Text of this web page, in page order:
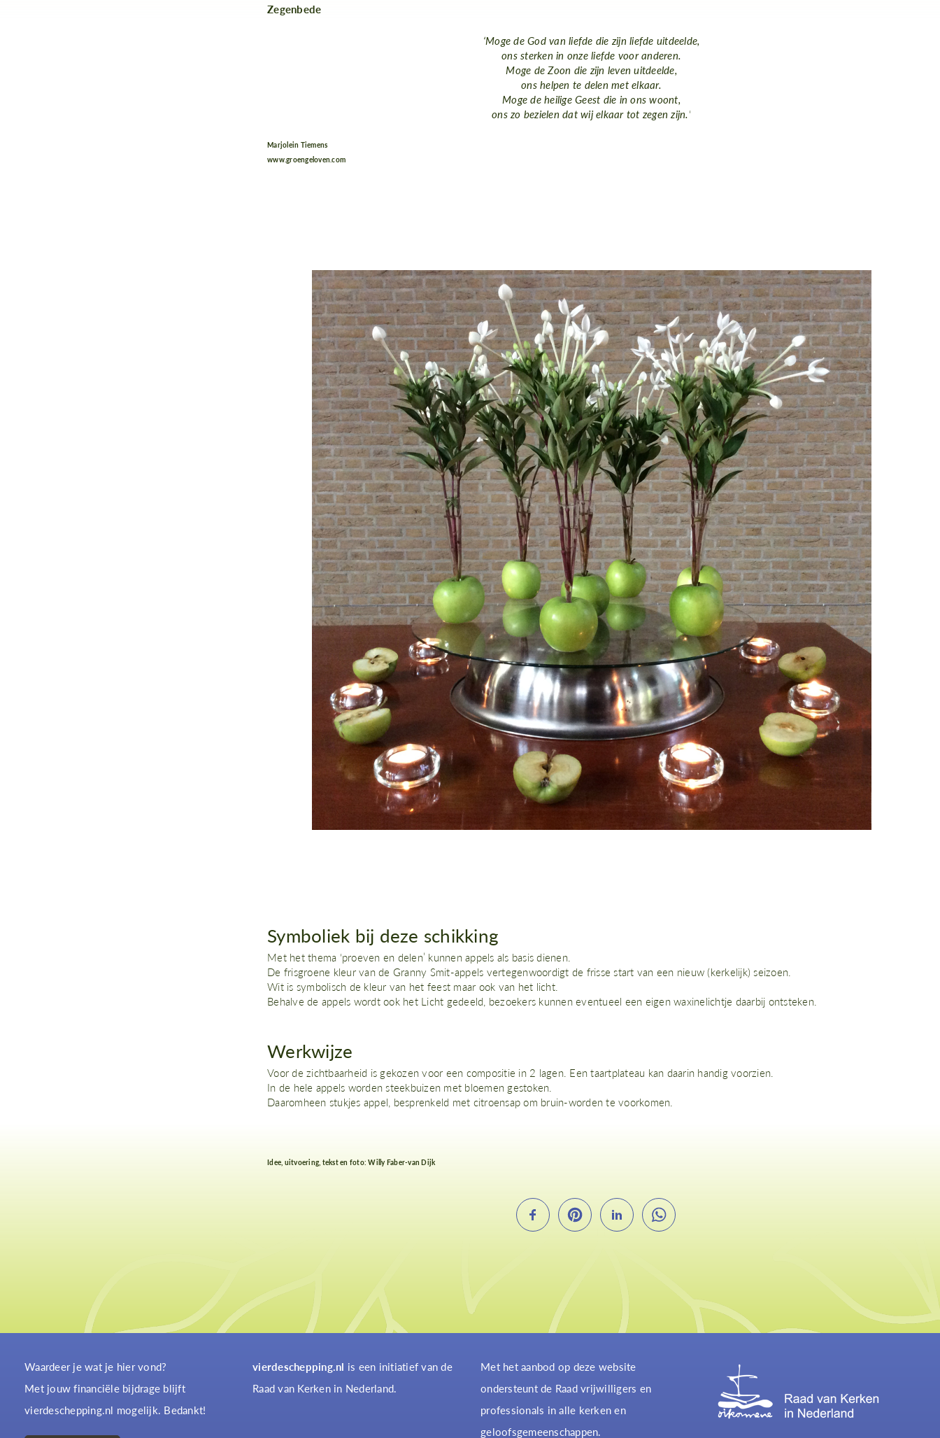
Zegenbede
‘Moge de God van liefde die zijn liefde uitdeelde,
ons sterken in onze liefde voor anderen.
Moge de Zoon die zijn leven uitdeelde,
ons helpen te delen met elkaar.
Moge de heilige Geest die in ons woont,
ons zo bezielen dat wij elkaar tot zegen zijn.‘
Marjolein Tiemens
www.groengeloven.com
Symboliek bij deze schikking
Met het thema ‘proeven en delen’ kunnen appels als basis dienen.
De frisgroene kleur van de Granny Smit-appels vertegenwoordigt de frisse start van een nieuw (kerkelijk) seizoen.
Wit is symbolisch de kleur van het feest maar ook van het licht.
Behalve de appels wordt ook het Licht gedeeld, bezoekers kunnen eventueel een eigen waxinelichtje daarbij ontsteken.
Werkwijze
Voor de zichtbaarheid is gekozen voor een compositie in 2 lagen. Een taartplateau kan daarin handig voorzien.
In de hele appels worden steekbuizen met bloemen gestoken.
Daaromheen stukjes appel, besprenkeld met citroensap om bruin-worden te voorkomen.
Idee, uitvoering, tekst en foto: Willy Faber-van Dijk
Waardeer je wat je hier vond?
Met jouw financiële bijdrage blijft
vierdeschepping.nl mogelijk. Bedankt!
vierdeschepping.nl is een initiatief van de
Raad van Kerken in Nederland.
Met het aanbod op deze website
ondersteunt de Raad vrijwilligers en
professionals in alle kerken en
geloofsgemeenschappen.